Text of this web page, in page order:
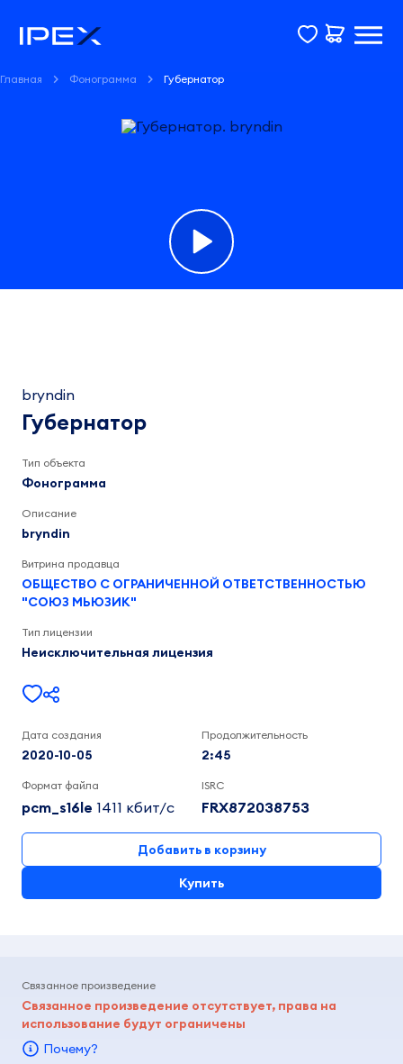
Главная Фонограмма Губернатор
bryndinbryndin
Губернатор
Тип объекта
Фонограмма
Описание
bryndin
Витрина продавца
ОБЩЕСТВО С ОГРАНИЧЕННОЙ ОТВЕТСТВЕННОСТЬЮ
"СОЮЗ МЬЮЗИК"
Тип лицензии
Неисключительная лицензия
Дата создания
2020-10-05
Продолжительность
2:45
Формат файла
pcm_s16le 1411 кбит/c
ISRC
FRX872038753
Добавить в корзину
Купить
Связанное произведение
Связанное произведение отсутствует, права на
использование будут ограничены
Почему?